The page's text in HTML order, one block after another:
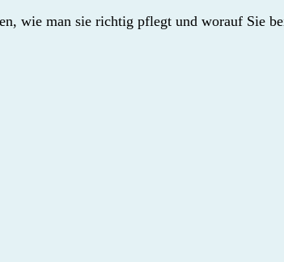
wie man sie richtig pflegt und worauf Sie